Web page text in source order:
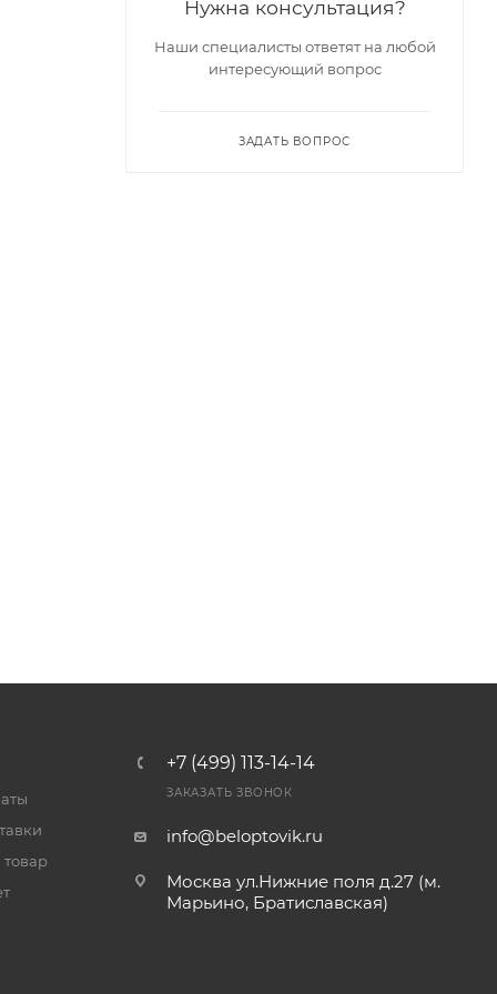
Нужна консультация?
Наши специалисты ответят на любой
интересующий вопрос
ЗАДАТЬ ВОПРОС
товар
+7 (499) 113-14-14
ЗАКАЗАТЬ ЗВОНОК
info@beloptovik.ru
Москва ул.Нижние поля д.27 (м.
Марьино, Братиславская)